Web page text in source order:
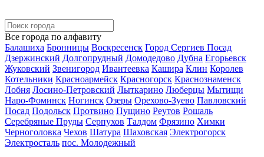
Все города по алфавиту
Балашиха Бронницы Воскресенск Город Сергиев Посад
Дзержинский Долгопрудный Домодедово Дубна Егорьевск
Жуковский Звенигород Ивантеевка Кашира Клин Королев
Котельники Красноармейск Красногорск Краснознаменск
Лобня Лосино-Петровский Лыткарино Люберцы Мытищи
Наро-Фоминск Ногинск Озеры Орехово-Зуево Павловский
Посад Подольск Протвино Пущино Реутов Рошаль
Серебряные Пруды Серпухов Талдом Фрязино Химки
Черноголовка Чехов Шатура Шаховская Электрогорск
Электросталь пос. Молодежный